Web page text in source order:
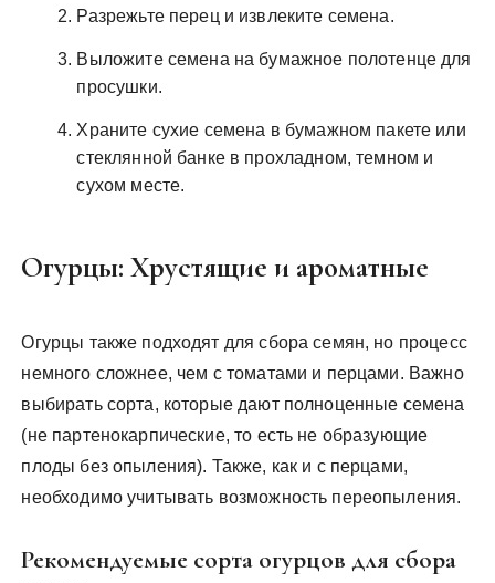
Разрежьте перец и извлеките семена.
Выложите семена на бумажное полотенце для
просушки.
Храните сухие семена в бумажном пакете или
стеклянной банке в прохладном, темном и
сухом месте.
Огурцы: Хрустящие и ароматные
Огурцы также подходят для сбора семян, но процесс
немного сложнее, чем с томатами и перцами. Важно
выбирать сорта, которые дают полноценные семена
(не партенокарпические, то есть не образующие
плоды без опыления). Также, как и с перцами,
необходимо учитывать возможность переопыления.
Рекомендуемые сорта огурцов для сбора